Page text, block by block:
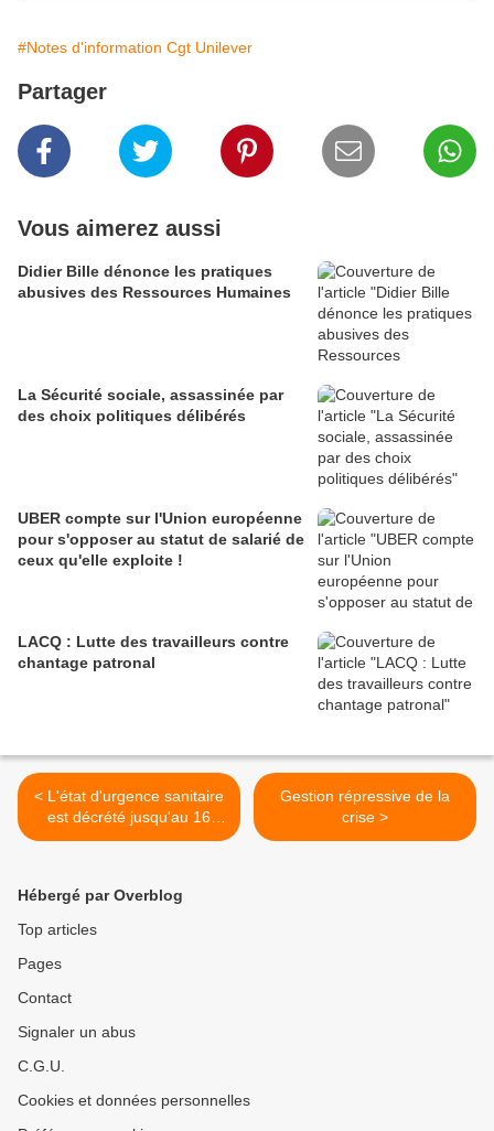
#Notes d'information Cgt Unilever
Partager
Vous aimerez aussi
Didier Bille dénonce les pratiques
abusives des Ressources Humaines
La Sécurité sociale, assassinée par
des choix politiques délibérés
UBER compte sur l'Union européenne
pour s'opposer au statut de salarié de
ceux qu'elle exploite !
LACQ : Lutte des travailleurs contre
chantage patronal
< L'état d'urgence sanitaire
est décrété jusqu'au 16
février 2021
Gestion répressive de la
crise >
Hébergé par Overblog
Top articles
Pages
Contact
Signaler un abus
C.G.U.
Cookies et données personnelles